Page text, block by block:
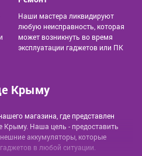
Наши мастера ликвидируют
любую неисправность, которая
может возникнуть во время
эксплуатации гаджетов или ПК
Крыму
магазина, где представлен
Крыму. Наша цель - предоставить
аккумуляторы, которые
в любой ситуации.